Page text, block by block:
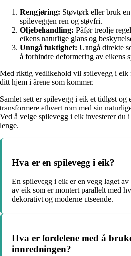
Rengjøring: Støvtørk eller bruk
spileveggen ren og støvfri.
Oljebehandling: Påfør treolje
eikens naturlige glans og
Unngå fuktighet: Unngå direkte
å forhindre deformering av eikens
Med riktig vedlikehold vil spilevegg i eik
ditt hjem i årene som kommer.
Samlet sett er spilevegg i eik et tidløst og
transformere ethvert rom med sin
Ved å velge spilevegg i eik investerer du
lenge.
Hva er en spilevegg i eik?
En spilevegg i eik er en vegg laget
av eik som er montert parallelt med
dekorativt og moderne utseende.
Hva er fordelene med å
innredningen?